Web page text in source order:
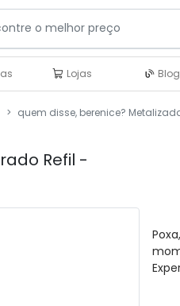
Lojas Blog
quem disse, berenice?
Refil -